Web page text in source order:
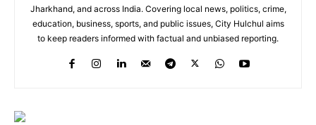
Jharkhand, and across India. Covering local news, politics, crime,
education, business, sports, and public issues, City Hulchul aims
to keep readers informed with factual and unbiased reporting.